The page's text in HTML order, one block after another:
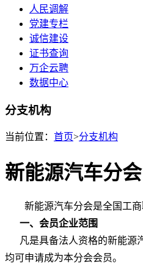
人民调解
党建专栏
诚信建设
证书查询
万企云聘
数据中心
分支机构
当前位置： 首页>分支机构
新能源汽车分会
新能源汽车分会是全国工
一、会员企业范围
凡是具备法人资格的新能源汽
均可申请成为本分会会员。